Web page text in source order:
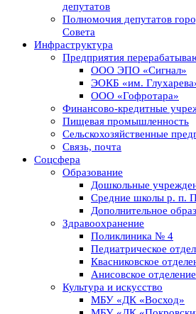
депутатов
Полномочия депутатов
Совета
Инфраструктура
Предприятия
ООО ЭПО «Сигнал»
ЭОКБ «им.
ООО «Гофротара»
Финансово-кредитные
Пищевая промышленность
Сельскохозяйственные
Связь, почта
Соцсфера
Образование
Дошкольные
Средние школы р. п.
Дополнительное
Здравоохранение
Поликлиника № 4
Педиатрическое
Квасниковское
Анисовское отделение
Культура и искусство
МБУ «ДК «Восход»